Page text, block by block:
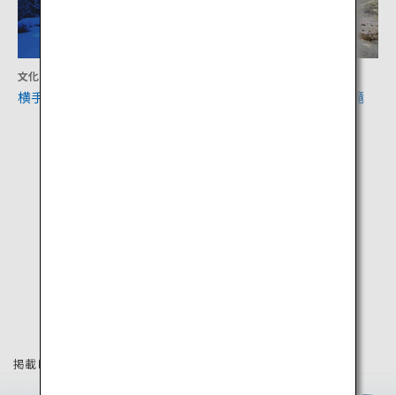
文化
横手のかまくら 川原毛地獄・川原毛大湯滝
掲載している情報は2019年4月時点の情報です。